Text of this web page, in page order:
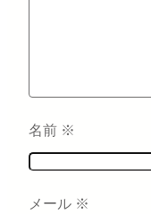
名前 ※
メール ※